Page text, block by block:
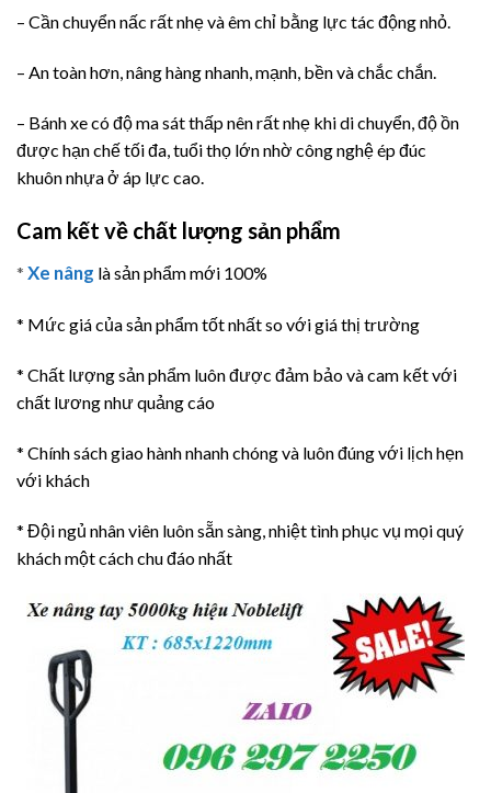
– Cần chuyển nấc rất nhẹ và êm chỉ bằng lực tác động nhỏ.
– An toàn hơn, nâng hàng nhanh, mạnh, bền và chắc chắn.
– Bánh xe có độ ma sát thấp nên rất nhẹ khi di chuyển, độ ồn
được hạn chế tối đa, tuổi thọ lớn nhờ công nghệ ép đúc
khuôn nhựa ở áp lực cao.
Cam kết về chất lượng sản phẩm
* Xe nâng là sản phẩm mới 100%
* Mức giá của sản phẩm tốt nhất so với giá thị trường
* Chất lượng sản phẩm luôn được đảm bảo và cam kết với
chất lương như quảng cáo
* Chính sách giao hành nhanh chóng và luôn đúng với lịch hẹn
với khách
* Đội ngủ nhân viên luôn sẵn sàng, nhiệt tình phục vụ mọi quý
khách một cách chu đáo nhất